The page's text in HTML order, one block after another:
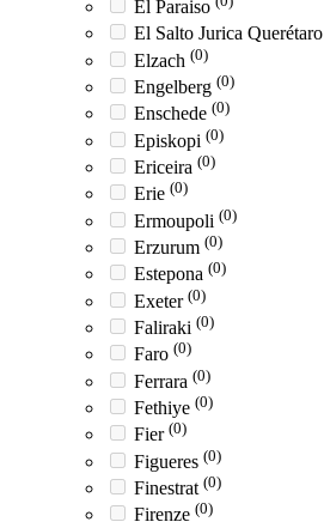
El Paraiso
El Salto Jurica Querétaro
Elzach (0)
Engelberg (0)
Enschede (0)
Episkopi (0)
Ericeira (0)
Erie (0)
Ermoupoli (0)
Erzurum (0)
Estepona (0)
Exeter (0)
Faliraki (0)
Faro (0)
Ferrara (0)
Fethiye (0)
Fier (0)
Figueres (0)
Finestrat (0)
Firenze (0)